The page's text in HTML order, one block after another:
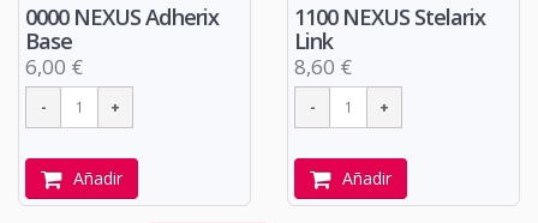
0000 NEXUS Adherix
Base
6,00 €
Añadir
1100 NEXUS Stelarix
Link
8,60 €
Añadir